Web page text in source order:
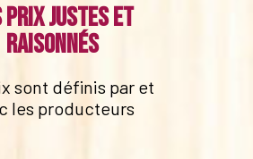
prix justes et
raisonnés
sont définis par et
les producteurs